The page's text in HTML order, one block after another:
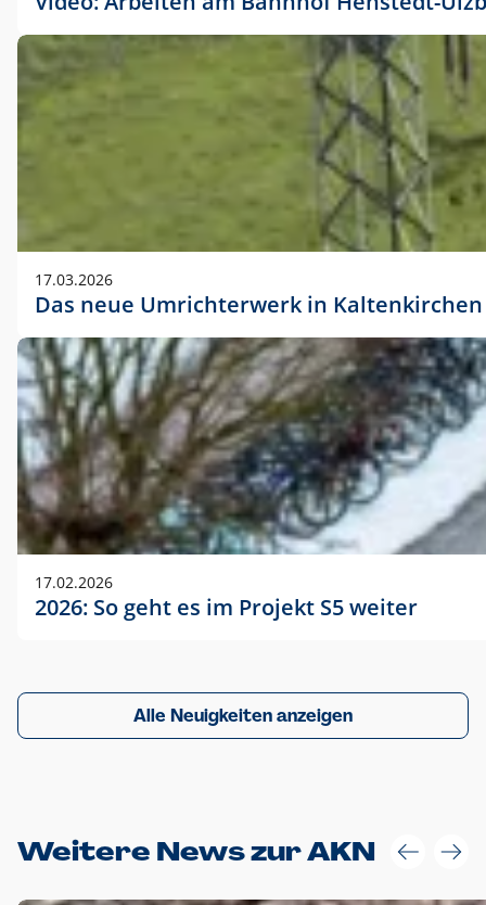
17.03.2026
Das neue Umrichterwerk in Kaltenkirchen
17.02.2026
2026: So geht es im Projekt S5 weiter
Alle Neuigkeiten anzeigen
Weitere News zur AKN